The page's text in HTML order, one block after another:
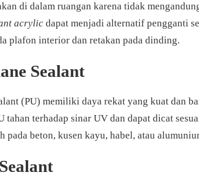
di dalam ruangan karena tidak
acrylic dapat menjadi alternatif pengganti
plafon interior dan retakan pada dinding.
Sealant
(PU) memiliki daya rekat yang kuat dan
tahan terhadap sinar UV dan dapat dicat
pada beton, kusen kayu, habel, atau